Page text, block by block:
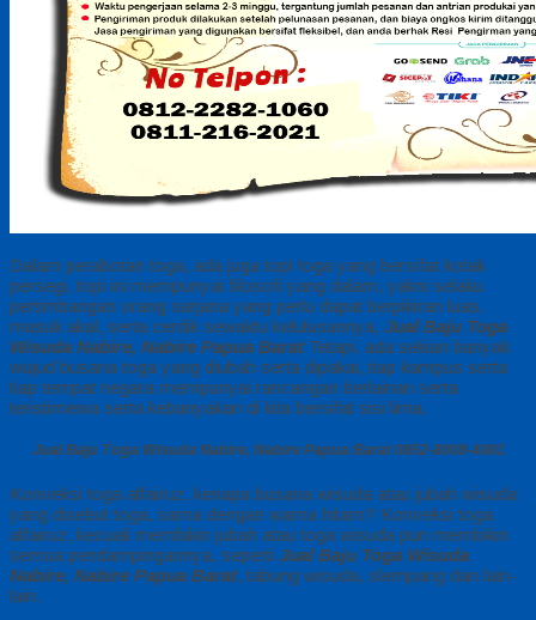
Dalam perabotan toga, ada juga topi toga yang bersifat kotak
persegi, topi ini mempunyai filosofi yang dalam, yakni selaku
pertimbangan orang sarjana yang perlu dapat berpikiran luas,
masuk akal, serta cerdik sewaktu kelulusannya, Jual Baju Toga
Wisuda Nabire, Nabire Papua BaratTetapi, ada sekian banyak
wujud busana toga yang diubah serta dipakai, tiap kampus serta
tiap tempat negara mempunyai rancangan berlainan serta
teristimewa serta kebanyakan di kita bersifat sisi lima.
Jual Baju Toga Wisuda Nabire, Nabire Papua Barat 0852-8008-4081
Konveksi toga alfairuz. kenapa busana wisuda atau jubah wisuda
yang disebut toga, sama dengan warna hitam? Konveksi toga
alfairuz, kecuali membikin jubah atau toga wisuda pun membikin
semua pendampingannya, seperti Jual Baju Toga Wisuda
Nabire, Nabire Papua Barat, tabung wisuda, slempang dan lain-
lain.